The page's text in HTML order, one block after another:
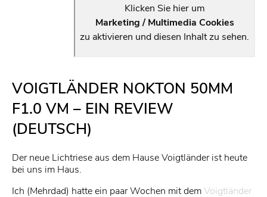
Klicken Sie hier um
Marketing / Multimedia Cookies
zu aktivieren und diesen Inhalt zu sehen.
VOIGTLÄNDER NOKTON 50MM
F1.0 VM – EIN REVIEW
(DEUTSCH)
Der neue Lichtriese aus dem Hause Voigtländer ist heute
bei uns im Haus.
Ich (Mehrdad) hatte ein paar Wochen mit demVoigtländer